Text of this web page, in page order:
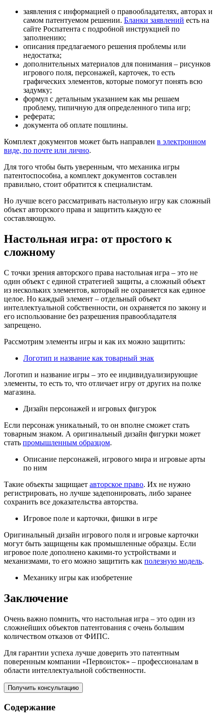
заявления с информацией о правообладателях, авторах и
самом патентуемом решении. Бланки заявлений есть на
сайте Роспатента с подробной инструкцией по
заполнению;
описания предлагаемого решения проблемы или
недостатка;
дополнительных материалов для понимания – рисунков
игрового поля, персонажей, карточек, то есть
графических элементов, которые помогут понять всю
задумку;
формул с детальным указанием как мы решаем
проблему, типичную для определенного типа игр;
реферата;
документа об оплате пошлины.
Комплект документов может быть направлен в электронном
виде, по почте или лично.
Для того чтобы быть уверенным, что механика игры
патентоспособна, а комплект документов составлен
правильно, стоит обратится к специалистам.
Но лучше всего рассматривать настольную игру как сложный
объект авторского права и защитить каждую ее
составляющую.
Настольная игра: от простого к
сложному
С точки зрения авторского права настольная игра – это не
один объект с единой стратегией защиты, а сложный объект
из нескольких элементов, который не охраняется как единое
целое. Но каждый элемент – отдельный объект
интеллектуальной собственности, он охраняется по закону и
его использование без разрешения правообладателя
запрещено.
Рассмотрим элементы игры и как их можно защитить:
Логотип и название как товарный знак
Логотип и название игры – это ее индивидуализирующие
элементы, то есть то, что отличает игру от других на полке
магазина.
Дизайн персонажей и игровых фигурок
Если персонаж уникальный, то он вполне сможет стать
товарным знаком. А оригинальный дизайн фигурки может
стать промышленным образцом.
Описание персонажей, игрового мира и игровые арты
по ним
Такие объекты защищает авторское право. Их не нужно
регистрировать, но лучше задепонировать, либо заранее
сохранить все доказательства авторства.
Игровое поле и карточки, фишки в игре
Оригинальный дизайн игрового поля и игровые карточки
могут быть защищены как промышленные образцы. Если
игровое поле дополнено какими-то устройствами и
механизмами, то его можно защитить как полезную модель.
Механику игры как изобретение
Заключение
Очень важно помнить, что настольная игра – это один из
сложнейших объектов патентования с очень большим
количеством отказов от ФИПС.
Для гарантии успеха лучше доверить это патентным
поверенным компании «Первоисток» – профессионалам в
области интеллектуальной собственности.
Получить консультацию
Содержание